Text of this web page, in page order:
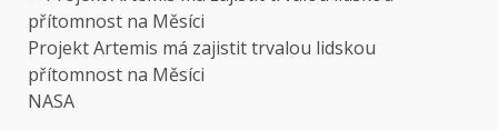
Projekt Artemis má zajistit trvalou lidskou
přítomnost na Měsíci
NASA